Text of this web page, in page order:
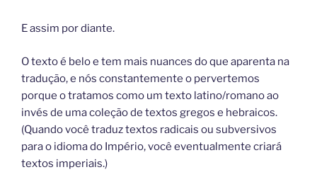
E assim por diante.
O texto é belo e tem mais nuances do que aparenta na
tradução, e nós constantemente o pervertemos
porque o tratamos como um texto latino/romano ao
invés de uma coleção de textos gregos e hebraicos.
(Quando você traduz textos radicais ou subversivos
para o idioma do Império, você eventualmente criará
textos imperiais.)